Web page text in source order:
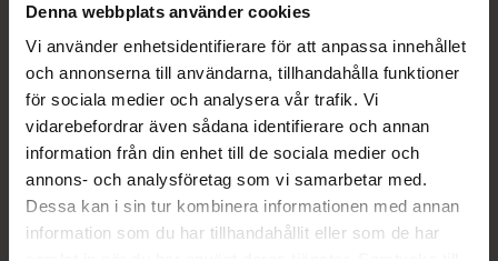
Denna webbplats använder cookies
Vi använder enhetsidentifierare för att anpassa innehållet
och annonserna till användarna, tillhandahålla funktioner
för sociala medier och analysera vår trafik. Vi
vidarebefordrar även sådana identifierare och annan
information från din enhet till de sociala medier och
annons- och analysföretag som vi samarbetar med.
Dessa kan i sin tur kombinera informationen med annan
information som du har tillhandahållit eller som de har
strålande och sublimerad hud samtidigt som
den jämnar ut hudens struktur. Huden känns
mjuk, klar och redo för ytterligare vård. Huden
exfolieras försiktigt utan någon känsla av
stramhet. Förälska dig i de ljuvligt doftande
rosnoterna och den rika krämiga konsistensen
som omsluter huden med en omedelbart
lugnande känsla.
Jämförpris 5,20 kr /ml